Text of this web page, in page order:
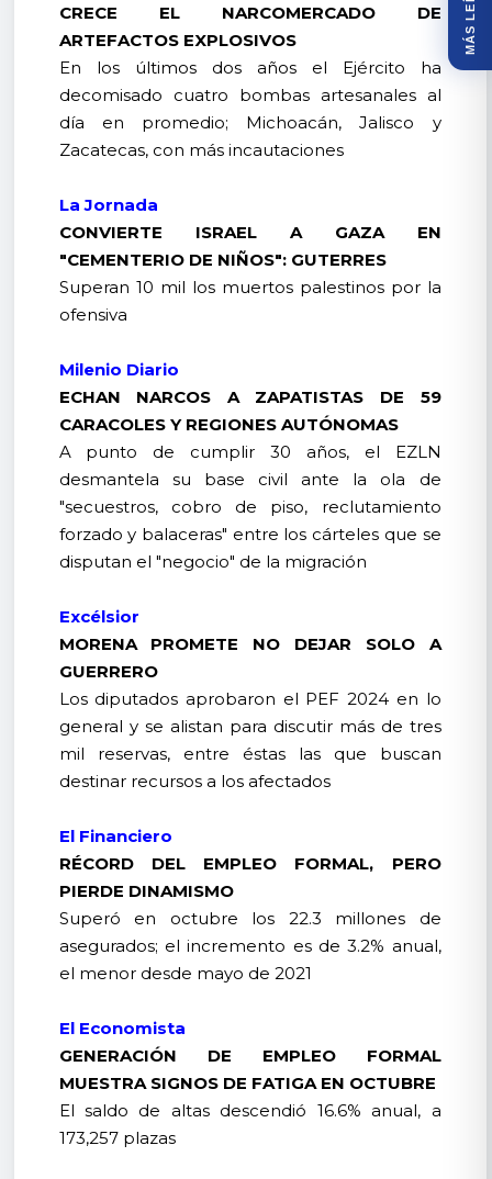
CRECE EL NARCOMERCADO DE
ARTEFACTOS EXPLOSIVOS
En los últimos dos años el Ejército ha
decomisado cuatro bombas artesanales al
día en promedio; Michoacán, Jalisco y
Zacatecas, con más incautaciones
La Jornada
CONVIERTE ISRAEL A GAZA EN
"CEMENTERIO DE NIÑOS": GUTERRES
Superan 10 mil los muertos palestinos por la
ofensiva
Milenio Diario
ECHAN NARCOS A ZAPATISTAS DE 59
CARACOLES Y REGIONES AUTÓNOMAS
A punto de cumplir 30 años, el EZLN
desmantela su base civil ante la ola de
"secuestros, cobro de piso, reclutamiento
forzado y balaceras" entre los cárteles que se
disputan el "negocio" de la migración
Excélsior
MORENA PROMETE NO DEJAR SOLO A
GUERRERO
Los diputados aprobaron el PEF 2024 en lo
general y se alistan para discutir más de tres
mil reservas, entre éstas las que buscan
destinar recursos a los afectados
El Financiero
RÉCORD DEL EMPLEO FORMAL, PERO
PIERDE DINAMISMO
Superó en octubre los 22.3 millones de
asegurados; el incremento es de 3.2% anual,
el menor desde mayo de 2021
El Economista
GENERACIÓN DE EMPLEO FORMAL
MUESTRA SIGNOS DE FATIGA EN OCTUBRE
El saldo de altas descendió 16.6% anual, a
173,257 plazas